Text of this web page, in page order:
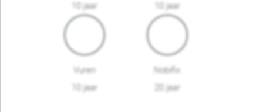
10 jaar
10 jaar
Vuren
10 jaar
Nobifix
20 jaar